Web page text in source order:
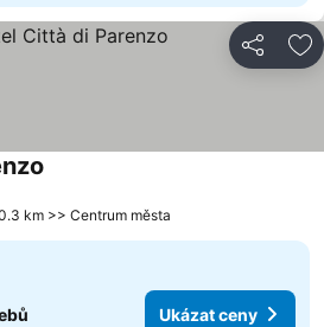
Sdílet
km >> Centrum města
Ukázat ceny